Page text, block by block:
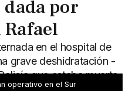
por
en el hospital de
grave deshidratación -
que estaba muerta
operativo en el Sur